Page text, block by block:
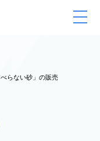
べらない砂」の販売